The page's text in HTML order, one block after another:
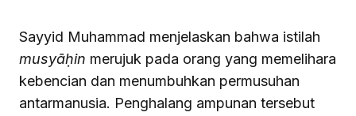
Sayyid Muhammad menjelaskan bahwa istilah
musyāḥin merujuk pada orang yang memelihara
kebencian dan menumbuhkan permusuhan
antarmanusia. Penghalang ampunan tersebut